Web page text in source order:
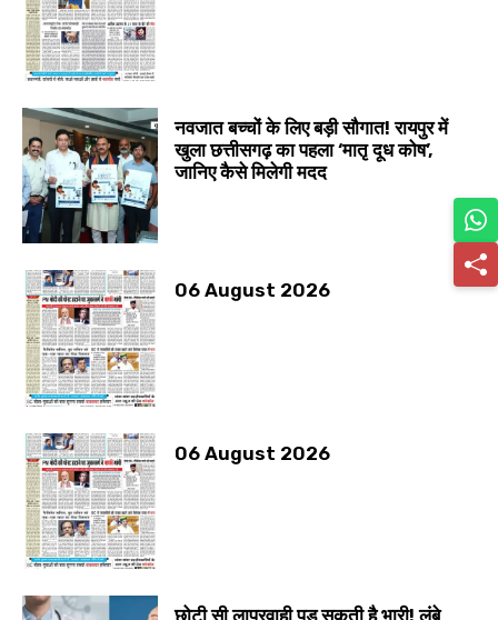
नवजात बच्चों के लिए बड़ी सौगात! रायपुर में
खुला छत्तीसगढ़ का पहला ‘मातृ दूध कोष’,
जानिए कैसे मिलेगी मदद
06 August 2026
06 August 2026